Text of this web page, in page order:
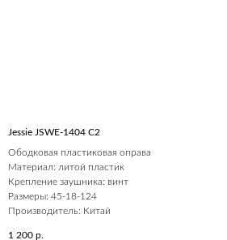
Jessie JSWE-1404 С2
Ободковая пластиковая оправа
Материал: литой пластик
Крепление заушника: винт
Размеры: 45-18-124
Производитель: Китай
1 200 р.